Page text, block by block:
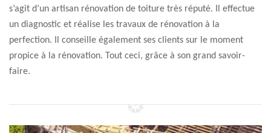
s’agit d’un artisan rénovation de toiture très réputé. Il effectue
un diagnostic et réalise les travaux de rénovation à la
perfection. Il conseille également ses clients sur le moment
propice à la rénovation. Tout ceci, grâce à son grand savoir-
faire.